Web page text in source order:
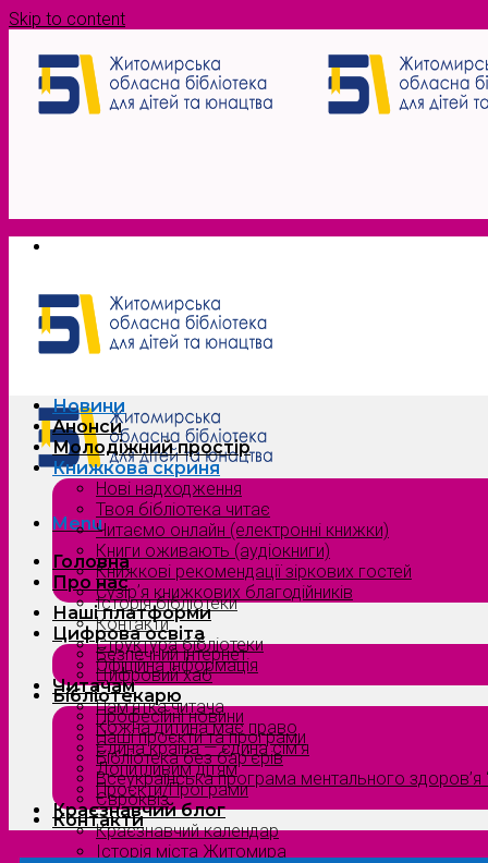
Skip to content
Menu
Головна
Про нас
Історія бібліотеки
Контакти
Структура бібліотеки
Офіційна інформація
Читачам
Пам’ятка читача
Кожна дитина має право
Єдина країна — єдина сім’я
Допитливим дітям
Проєкти/Програми
Краєзнавчий блог
Краєзнавчий календар
Історія міста Житомира
Новини
Анонси
Молодіжний простір
Книжкова скриня
Нові надходження
Твоя бібліотека читає
Читаємо онлайн (електронні книжки)
Книги оживають (аудіокниги)
Книжкові рекомендації зіркових гостей
Сузірʼя книжкових благодійників
Наші платформи
Цифрова освіта
Безпечний інтернет
Цифровий хаб
Бібліотекарю
Професійні новини
Наші проєкти та програми
Бібліотека без бар’єрів
Всеукраїнська програма ментального здоров’я
Євроквіз
Контакти